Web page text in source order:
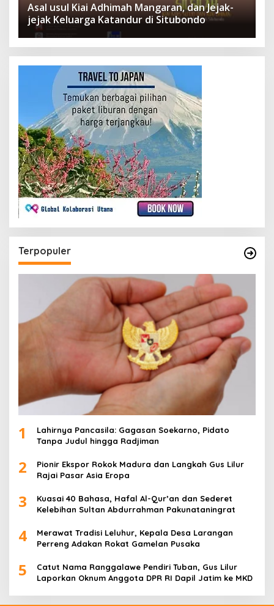
Asal usul Kiai Adhimah Mangaran, dan Jejak-
jejak Keluarga Katandur di Situbondo
Terpopuler
1
Lahirnya Pancasila: Gagasan Soekarno, Pidato
Tanpa Judul hingga Radjiman
2
Pionir Ekspor Rokok Madura dan Langkah Gus Lilur
Rajai Pasar Asia Eropa
3
Kuasai 40 Bahasa, Hafal Al-Qur’an dan Sederet
Kelebihan Sultan Abdurrahman Pakunataningrat
4
Merawat Tradisi Leluhur, Kepala Desa Larangan
Perreng Adakan Rokat Gamelan Pusaka
5
Catut Nama Ranggalawe Pendiri Tuban, Gus Lilur
Laporkan Oknum Anggota DPR RI Dapil Jatim ke MKD